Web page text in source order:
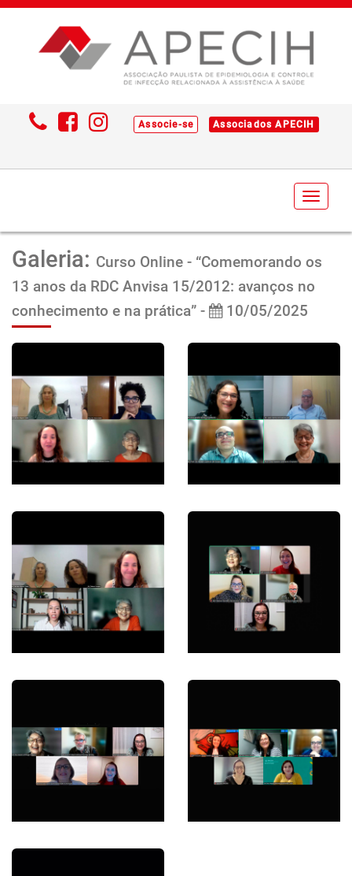
Associe-se Associados APECIH
Toggle
Galeria: Curso Online - “Comemorando os
13 anos da RDC Anvisa 15/2012: avanços no
conhecimento e na prática” -
10/05/2025